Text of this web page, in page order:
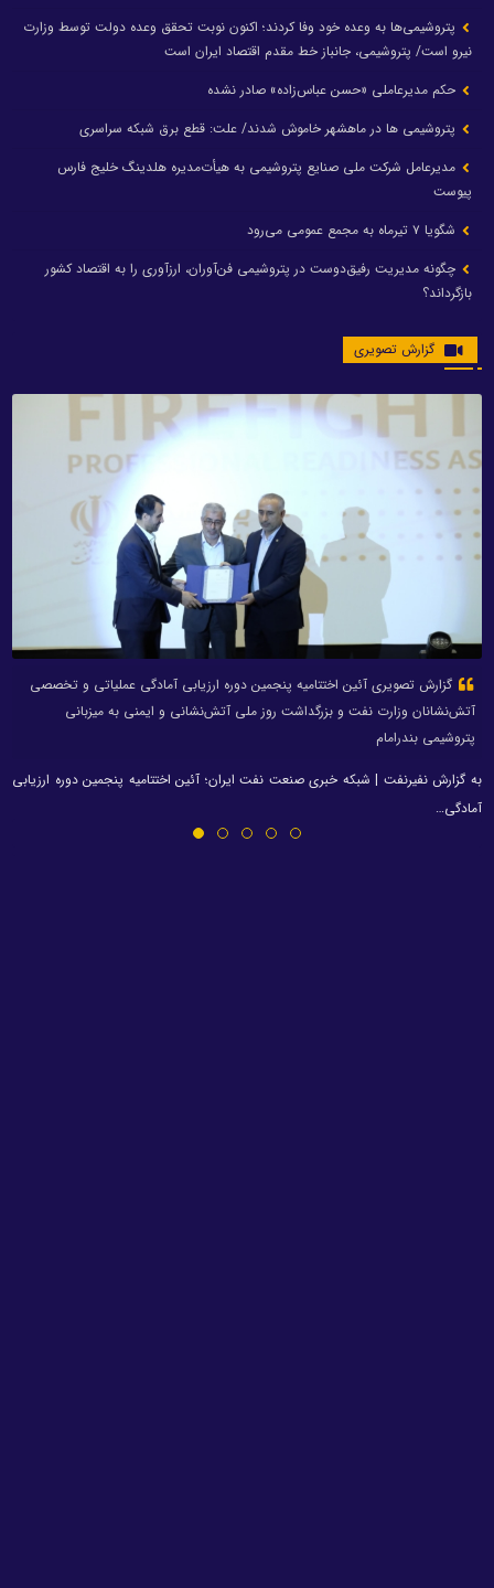
پتروشیمی‌ها به وعده خود وفا کردند؛ اکنون نوبت تحقق وعده دولت توسط وزارت
نیرو است/ پتروشیمی، جانباز خط مقدم اقتصاد ایران است
حکم مدیرعاملی «حسن عباس‌زاده» صادر نشده
پتروشیمی ها در ماهشهر خاموش شدند/ علت: قطع برق شبکه سراسری
مدیرعامل شرکت ملی صنایع پتروشیمی به هیأت‌مدیره هلدینگ خلیج فارس
پیوست
شگویا ۷ تیرماه به مجمع عمومی می‌رود
چگونه مدیریت رفیق‌دوست در پتروشیمی فن‌آوران، ارزآوری را به اقتصاد کشور
بازگرداند؟
گزارش تصویری
گزارش تصویری آئین اختتامیه پنجمین دوره ارزیابی آمادگی عملیاتی و تخصصی
آتش‌نشانان وزارت نفت و بزرگداشت روز ملی آتش‌نشانی و ایمنی به میزبانی
پتروشیمی بندرامام
به گزارش نفیرنفت | شبکه خبری صنعت نفت ایران؛ آئین اختتامیه پنجمین دوره ارزیابی
آمادگی…